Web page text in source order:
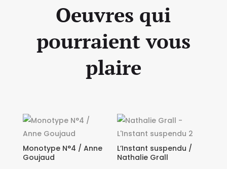
Oeuvres qui
pourraient vous
plaire
Monotype N°4 / Anne
Goujaud
L’Instant suspendu /
Nathalie Grall